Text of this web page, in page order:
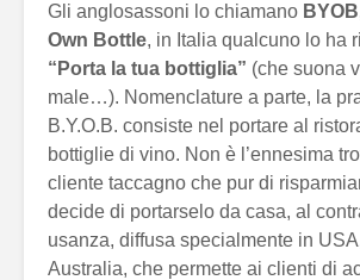
Gli anglosassoni lo chiamano
Own Bottle, in Italia qualcuno lo ha
“Porta la tua bottiglia” (che suona
male…). Nomenclature a parte, la
B.Y.O.B. consiste nel portare al
bottiglie di vino. Non è l’ennesima
cliente taccagno che pur di
decide di portarselo da casa, al
usanza, diffusa specialmente in
Australia, che permette ai clienti di